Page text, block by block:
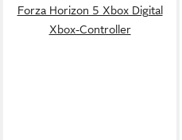
Forza Horizon 5 Xbox Digital
Xbox-Controller